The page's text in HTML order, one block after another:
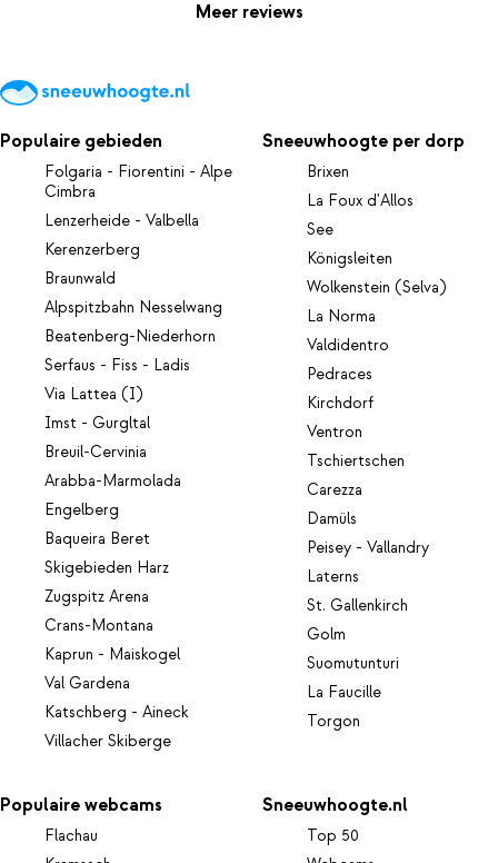
Meer reviews
Populaire gebieden
Folgaria - Fiorentini - Alpe
Cimbra
Lenzerheide - Valbella
Kerenzerberg
Braunwald
Alpspitzbahn Nesselwang
Beatenberg-Niederhorn
Serfaus - Fiss - Ladis
Via Lattea (I)
Imst - Gurgltal
Breuil-Cervinia
Arabba-Marmolada
Engelberg
Baqueira Beret
Skigebieden Harz
Zugspitz Arena
Crans-Montana
Kaprun - Maiskogel
Val Gardena
Katschberg - Aineck
Villacher Skiberge
Sneeuwhoogte per dorp
Brixen
La Foux d'Allos
See
Königsleiten
Wolkenstein (Selva)
La Norma
Valdidentro
Pedraces
Kirchdorf
Ventron
Tschiertschen
Carezza
Damüls
Peisey - Vallandry
Laterns
St. Gallenkirch
Golm
Suomutunturi
La Faucille
Torgon
Populaire webcams
Flachau
Sneeuwhoogte.nl
Top 50